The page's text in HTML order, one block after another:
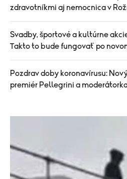
zdravotníkmi aj nemocnica v
Svadby, športové a kultúrne
Takto to bude fungovať po
Pozdrav doby koronavírusu:
premiér Pellegrini a